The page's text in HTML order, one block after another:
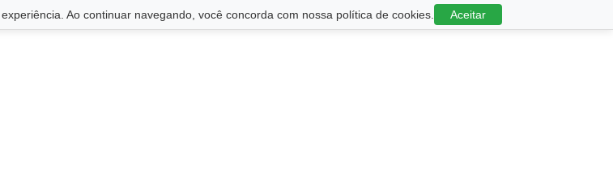
Ao continuar navegando, você concorda com nossa política de cookies. Aceitar